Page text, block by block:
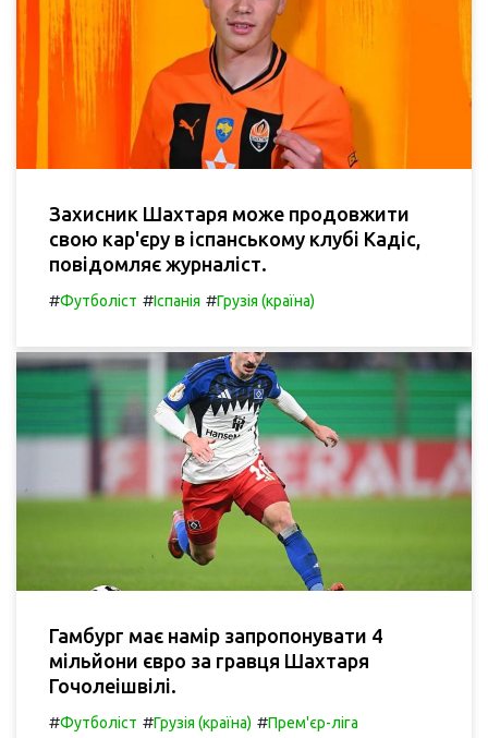
Захисник Шахтаря може продовжити
свою кар'єру в іспанському клубі Кадіс,
повідомляє журналіст.
#Футболіст #Іспанія #Грузія (країна)
Гамбург має намір запропонувати 4
мільйони євро за гравця Шахтаря
Гочолеішвілі.
#Футболіст #Грузія (країна) #Прем'єр-ліга